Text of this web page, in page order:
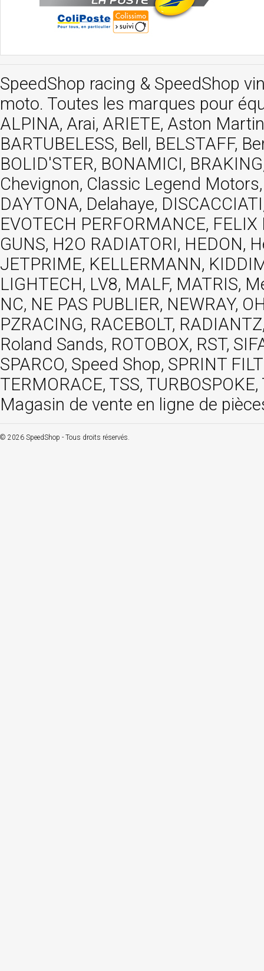
SpeedShop racing & SpeedShop
moto. Toutes les marques pour
ALPINA, Arai, ARIETE, Aston
BARTUBELESS, Bell, BELSTAFF,
BOLID'STER, BONAMICI,
Chevignon, Classic Legend
DAYTONA, Delahaye,
EVOTECH PERFORMANCE,
GUNS, H2O RADIATORI, HEDON,
JETPRIME, KELLERMANN,
LIGHTECH, LV8, MALF, MATRIS,
NC, NE PAS PUBLIER, NEWRAY,
PZRACING, RACEBOLT,
Roland Sands, ROTOBOX, RST,
SPARCO, Speed Shop, SPRINT
TERMORACE, TSS,
Magasin de vente en ligne de
© 2026 SpeedShop - Tous droits réservés.